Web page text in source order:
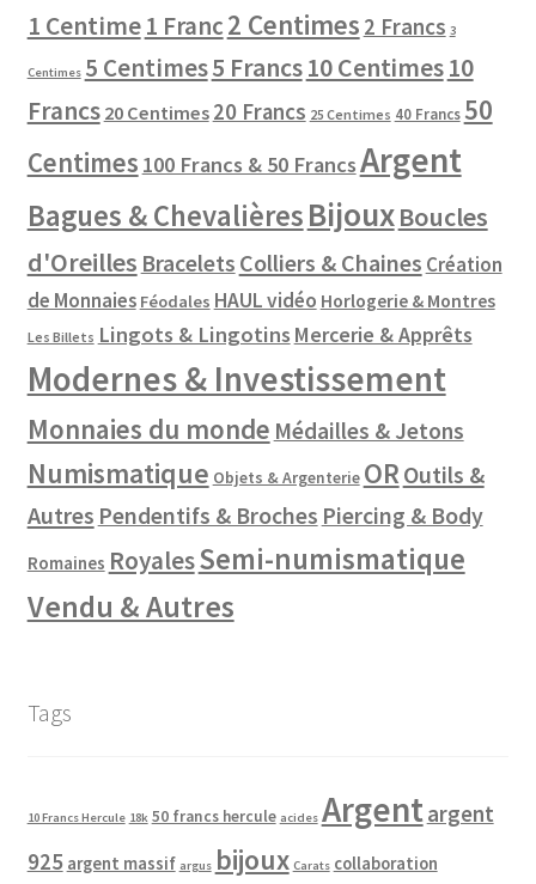
1 Centime1 Franc2 Centimes 2 Francs 3
Centimes 5 Centimes5 Francs10 Centimes10
Francs 20 Centimes 20 Francs 25 Centimes 40 Francs 50
Centimes 100 Francs & 50 FrancsArgent
Bagues & ChevalièresBijouxBoucles
d'Oreilles Bracelets Colliers & Chaines Création
de Monnaies Féodales HAUL vidéo Horlogerie & Montres
Les Billets Lingots & Lingotins Mercerie & Apprêts
Modernes & Investissement
Monnaies du monde Médailles & Jetons
Numismatique Objets & Argenterie OR Outils &
Autres Pendentifs & Broches Piercing & Body
Romaines RoyalesSemi-numismatique
Vendu & Autres
Tags
10 Francs Hercule 18k 50 francs hercule acides Argentargent
925 argent massif argus bijoux Carats collaboration